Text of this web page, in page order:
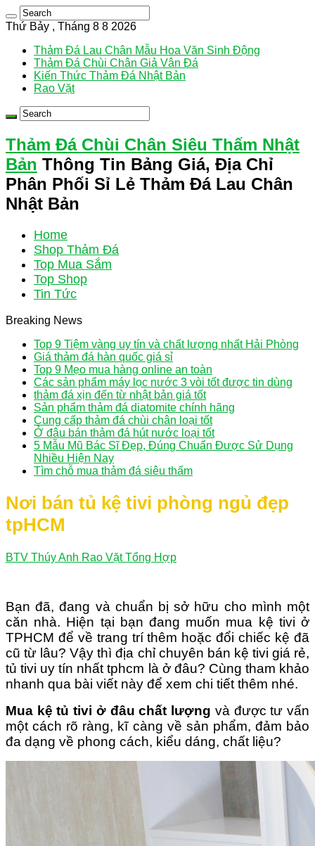
Thứ Bảy , Tháng 8 8 2026
Thảm Đá Lau Chân Mẫu Hoa Văn Sinh Động
Thảm Đá Chùi Chân Giả Vân Đá
Kiến Thức Thảm Đá Nhật Bản
Rao Vặt
Thảm Đá Chùi Chân Siêu Thấm Nhật
Bản Thông Tin Bảng Giá, Địa Chỉ
Phân Phối Sỉ Lẻ Thảm Đá Lau Chân
Nhật Bản
Home
Shop Thảm Đá
Top Mua Sắm
Top Shop
Tin Tức
Breaking News
Top 9 Tiệm vàng uy tín và chất lượng nhất Hải Phòng
Giá thảm đá hàn quốc giá sỉ
Top 9 Mẹo mua hàng online an toàn
Các sản phẩm máy lọc nước 3 vòi tốt được tin dùng
thảm đá xịn đến từ nhật bản giá tốt
Sản phẩm thảm đá diatomite chính hãng
Cung cấp thảm đá chùi chân loại tốt
Ở đâu bán thảm đá hút nước loại tốt
5 Mẫu Mũ Bác Sĩ Đẹp, Đúng Chuẩn Được Sử Dụng
Nhiều Hiện Nay
Tìm chỗ mua thảm đá siêu thấm
Nơi bán tủ kệ tivi phòng ngủ đẹp
tpHCM
BTV Thúy Anh Rao Vặt Tổng Hợp
Bạn đã, đang và chuẩn bị sở hữu cho mình một
căn nhà. Hiện tại bạn đang muốn mua kệ tivi ở
TPHCM để về trang trí thêm hoặc đổi chiếc kệ đã
cũ từ lâu? Vậy thì địa chỉ chuyên bán kệ tivi giá rẻ,
tủ tivi uy tín nhất tphcm là ở đâu? Cùng tham khảo
nhanh qua bài viết này để xem chi tiết thêm nhé.
Mua kệ tủ tivi ở đâu chất lượng và được tư vấn
một cách rõ ràng, kĩ càng về sản phẩm, đảm bảo
đa dạng về phong cách, kiểu dáng, chất liệu?